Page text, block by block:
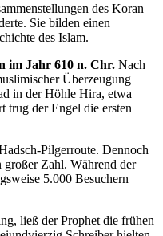
des Koran
Sie bilden einen
des Islam.
im Jahr 610 n. Chr. Nach
Überzeugung
in der Höhle Hira, etwa
der Engel die ersten
Pilgerroute. Dennoch
Zahl. Während der
5.000 Besuchern
ließ der Prophet die frühen